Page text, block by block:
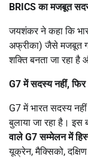
BRICSका मजबूत
जयशंकर ने कहा कि
अफ्रीका) जैसे मजबूत
शक्ति बनता जा रहा है
G7में सदस्य नहीं,फिर
G7 में भारत सदस्य
बुलाया जा रहा है। इस
वाले G7सम्मेलन में
यूक्रेन, मैक्सिको,